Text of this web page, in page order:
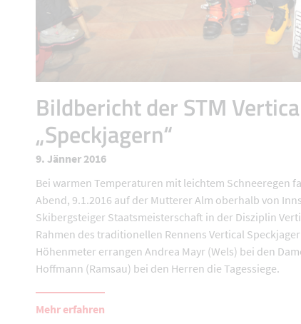
Bildbericht der STM
„Speckjagern“
9. Jänner 2016
Bei warmen Temperaturen mit leichtem Schneeregen
Abend, 9.1.2016 auf der Mutterer Alm oberhalb von
Skibergsteiger Staatsmeisterschaft in der Disziplin
Rahmen des traditionellen Rennens Vertical
Höhenmeter errangen Andrea Mayr (Wels) bei den
Hoffmann (Ramsau) bei den Herren die Tagessiege.
Mehr erfahren